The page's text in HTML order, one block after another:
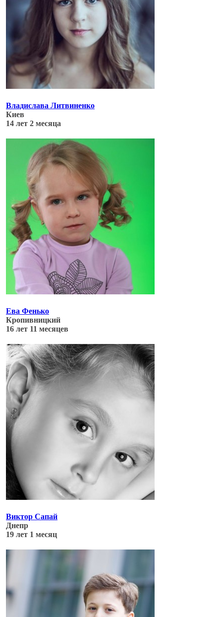
Обновлено: 04.07.17
Владислава Литвиненко
Киев
14 лет 2 месяца
Обновлено: 04.07.17
Ева Фенько
Кропивницкий
16 лет 11 месяцев
Виктор Сапай
Днепр
19 лет 1 месяц